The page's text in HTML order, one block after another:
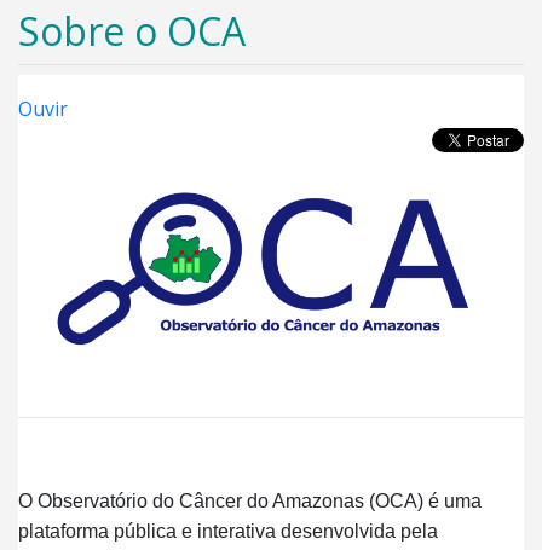
Sobre o OCA
Ouvir
O Observatório do Câncer do Amazonas (OCA) é uma
plataforma pública e interativa desenvolvida pela